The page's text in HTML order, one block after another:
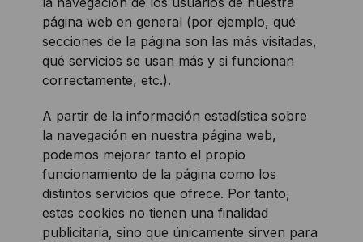
página web en general (por ejemplo, qué
secciones de la página son las más visitadas,
qué servicios se usan más y si funcionan
correctamente, etc.).
A partir de la información estadística sobre
la navegación en nuestra página web,
podemos mejorar tanto el propio
funcionamiento de la página como los
distintos servicios que ofrece. Por tanto,
estas cookies no tienen una finalidad
publicitaria, sino que únicamente sirven para